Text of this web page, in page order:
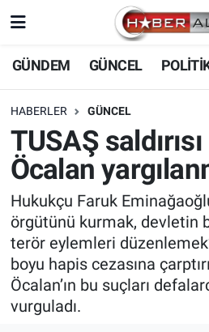
GÜNDEM GÜNCEL
HABERLER GÜNCEL
TUSAŞ
Öcalan
Hukukçu Faruk
örgütünü kurmak, devletin
terör eylemleri
boyu hapis cezasına
Öcalan’ın bu suçları
vurguladı.
Nöbetçi Eczaneler
Hava Durumu
Trafik Durumu
Süper Lig Puan Durumu
Tüm Manşetler
Son Dakika Haberleri
Haber Arşivi